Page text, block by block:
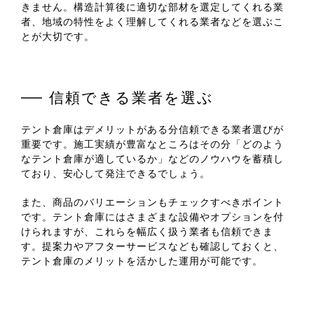
きません。構造計算後に適切な部材を選定してくれる業
者、地域の特性をよく理解してくれる業者などを選ぶこ
とが大切です。
信頼できる業者を選ぶ
テント倉庫はデメリットがある分信頼できる業者選びが
重要です。施工実績が豊富なところはその分「どのよう
なテント倉庫が適しているか」などのノウハウを蓄積し
ており、安心して発注できるでしょう。
また、商品のバリエーションもチェックすべきポイント
です。テント倉庫にはさまざまな設備やオプションを付
けられますが、これらを幅広く扱う業者も信頼できま
す。提案力やアフターサービスなども確認しておくと、
テント倉庫のメリットを活かした運用が可能です。